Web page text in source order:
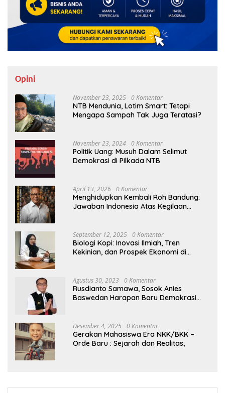
Opini
November 23, 2025 0 Komentar
NTB Mendunia, Lotim Smart: Tetapi
Mengapa Sampah Tak Juga Teratasi?
November 23, 2024 0 Komentar
Politik Uang: Musuh Dalam Selimut
Demokrasi di Pilkada NTB
April 13, 2026 0 Komentar
Menghidupkan Kembali Roh Bandung:
Jawaban Indonesia Atas Kegilaan
September 12, 2025 0 Komentar
Biologi Kopi: Inovasi Ilmiah, Tren
Kekinian, dan Prospek Ekonomi di
Agustus 30, 2023 0 Komentar
Rusdianto Samawa, Sosok Anies
Baswedan Harapan Baru Demokrasi
Desember 4, 2025 0 Komentar
Gerakan Mahasiswa Era NKK/BKK –
Orde Baru : Sejarah dan Realitas,